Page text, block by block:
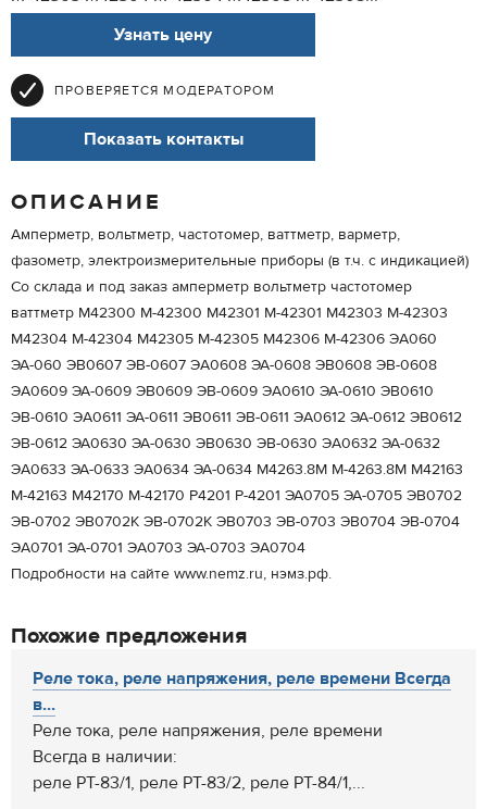
Узнать цену
ПРОВЕРЯЕТСЯ МОДЕРАТОРОМ
Показать контакты
ОПИСАНИЕ
Амперметр, вольтметр, частотомер, ваттметр, варметр,
фазометр, электроизмерительные приборы (в т.ч. с индикацией)
Со склада и под заказ амперметр вольтметр частотомер
ваттметр M42300 М-42300 M42301 М-42301 M42303 М-42303
M42304 М-42304 M42305 М-42305 M42306 М-42306 ЭA060
ЭА-060 ЭB0607 ЭВ-0607 ЭA0608 ЭА-0608 ЭB0608 ЭВ-0608
ЭA0609 ЭА-0609 ЭB0609 ЭВ-0609 ЭA0610 ЭА-0610 ЭB0610
ЭВ-0610 ЭA0611 ЭА-0611 ЭB0611 ЭВ-0611 ЭA0612 ЭА-0612 ЭB0612
ЭВ-0612 ЭА0630 ЭА-0630 ЭВ0630 ЭВ-0630 ЭA0632 ЭА-0632
ЭA0633 ЭА-0633 ЭA0634 ЭА-0634 М4263.8М М-4263.8М М42163
М-42163 М42170 М-42170 Р4201 Р-4201 ЭА0705 ЭА-0705 ЭB0702
ЭВ-0702 ЭВ0702К ЭВ-0702К ЭB0703 ЭВ-0703 ЭB0704 ЭВ-0704
ЭA0701 ЭА-0701 ЭA0703 ЭА-0703 ЭA0704
Подробности на сайте www.nemz.ru, нэмз.рф.
Похожие предложения
Реле тока, реле напряжения, реле времени Всегда
в...
Реле тока, реле напряжения, реле времени
Всегда в наличии:
реле РТ-83/1, реле РТ-83/2, реле РТ-84/1,...